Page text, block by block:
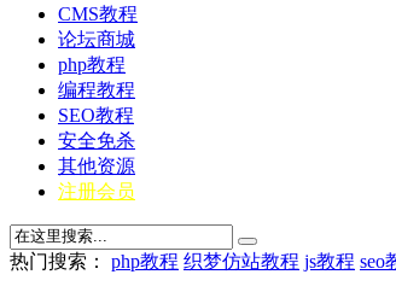
CMS教程
论坛商城
php教程
编程教程
SEO教程
安全免杀
其他资源
注册会员
热门搜索： php教程 织梦仿站教程 js教程 seo